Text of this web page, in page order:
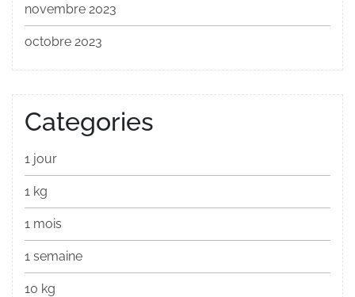
novembre 2023
octobre 2023
Categories
1 jour
1 kg
1 mois
1 semaine
10 kg